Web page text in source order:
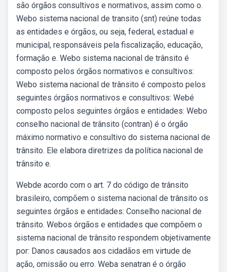
são órgãos consultivos e normativos, assim como o.
Webo sistema nacional de transito (snt) reúne todas
as entidades e órgãos, ou seja, federal, estadual e
municipal, responsáveis pela fiscalização, educação,
formação e. Webo sistema nacional de trânsito é
composto pelos órgãos normativos e consultivos:
Webo sistema nacional de trânsito é composto pelos
seguintes órgãos normativos e consultivos: Webé
composto pelos seguintes órgãos e entidades: Webo
conselho nacional de trânsito (contran) é o órgão
máximo normativo e consultivo do sistema nacional de
trânsito. Ele elabora diretrizes da política nacional de
trânsito e.
Webde acordo com o art. 7 do código de trânsito
brasileiro, compõem o sistema nacional de trânsito os
seguintes órgãos e entidades: Conselho nacional de
trânsito. Webos órgãos e entidades que compõem o
sistema nacional de trânsito respondem objetivamente
por: Danos causados aos cidadãos em virtude de
ação, omissão ou erro. Weba senatran é o órgão